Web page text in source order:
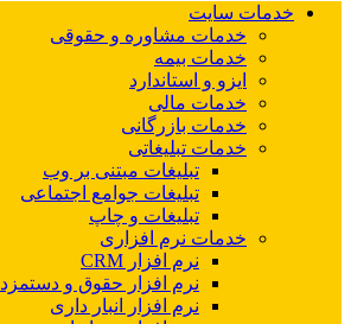
خدمات سایت
خدمات مشاوره و حقوقی
خدمات بیمه
ایزو و استاندارد
خدمات مالی
خدمات بازرگانی
خدمات تبلیغاتی
تبلیغات مبتنی بر وب
تبلیغات جوامع اجتماعی
تبلیغات و چاپ
خدمات نرم افزاری
نرم افزار CRM
نرم افزار حقوق و دستمزد
نرم افزار انبار داری